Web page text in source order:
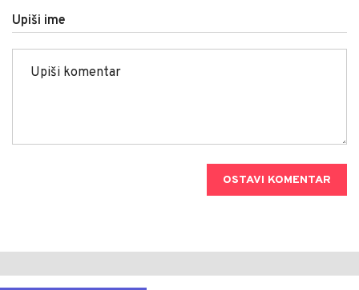
Upiši ime
OSTAVI KOMENTAR